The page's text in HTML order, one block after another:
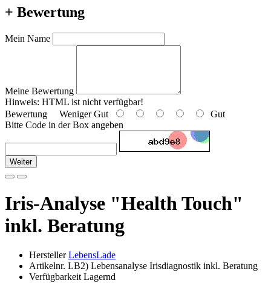
+ Bewertung
Mein Name
Meine Bewertung
Hinweis: HTML ist nicht verfügbar!
Bewertung Weniger Gut
Gut
Bitte Code in der Box angeben
Weiter
Iris-Analyse "Health Touch"
inkl. Beratung
HerstellerLebensLade
Artikelnr. LB2) Lebensanalyse Irisdiagnostik inkl. Beratung
Verfügbarkeit Lagernd